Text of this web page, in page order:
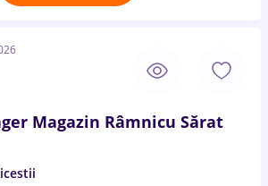
Magazin Râmnicu Sărat